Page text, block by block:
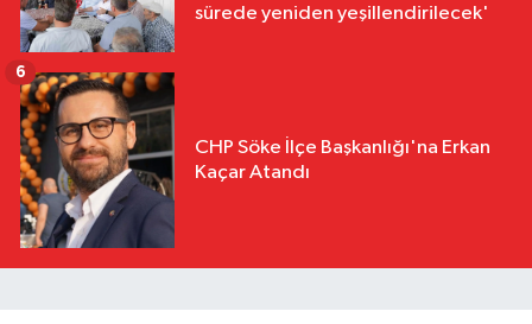
sürede yeniden yeşillendirilecek'
CHP Söke İlçe Başkanlığı'na Erkan
Kaçar Atandı
6